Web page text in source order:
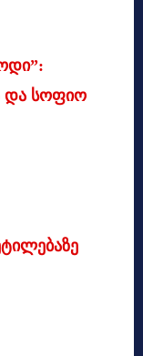
და სოფიო